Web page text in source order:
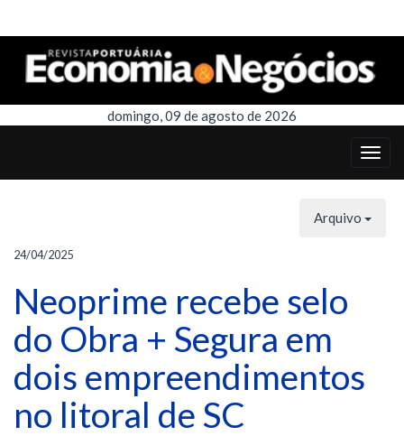
domingo, 09 de agosto de 2026
Arquivo
24/04/2025
Neoprime recebe selo
do Obra + Segura em
dois empreendimentos
no litoral de SC